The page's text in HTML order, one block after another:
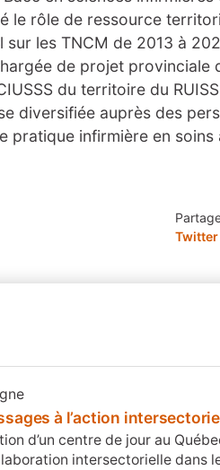
le rôle de ressource
les TNCM de 2013 à
de projet provinciale
du territoire du
diversifiée auprès des
pratique infirmière en soins
Twitter
à l’action
d’un centre de jour au
intersectorielle dans